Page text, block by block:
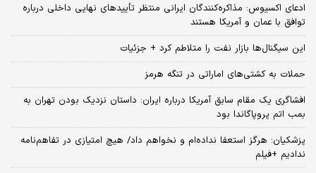
ادعای اکسیوس: مذاکره‌کنندگان ایرانی منتظر تأییدهای نهایی داخلی درباره
توافق با عمان و آمریکا هستند
این سیگنال‌ها بازار نفت را متلاطم کرد + جزئیات
حملات به کشتی‌های اماراتی در تنگه هرمز
افشاگری یک مقام سابق آمریکا درباره ایران: داستان نزدیک بودن تهران به
بمب اتم پروپاگاندا بود
پزشکیان: هرگز استعفا نداده‌ام و نخواهم داد/ هیچ امتیازی در تفاهم‌نامه
ندادیم +فیلم